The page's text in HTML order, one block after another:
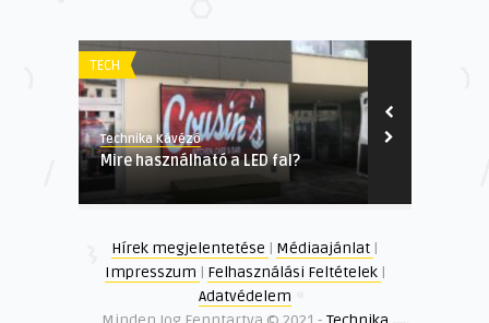
TECH
Technika Kávézó
Mire használható a LED fal?
Hírek megjelentetése | Médiaajánlat |
Impresszum | Felhasználási Feltételek |
Adatvédelem